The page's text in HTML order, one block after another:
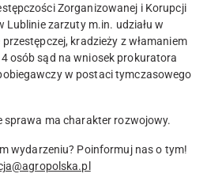
Zorganizowanej i Korupcji
Lublinie zarzuty m.in. udziału w
kradzieży z włamaniem
osób sąd na wniosek prokuratora
w postaci tymczasowego
sprawa ma charakter rozwojowy.
wydarzeniu? Poinformuj nas o tym!